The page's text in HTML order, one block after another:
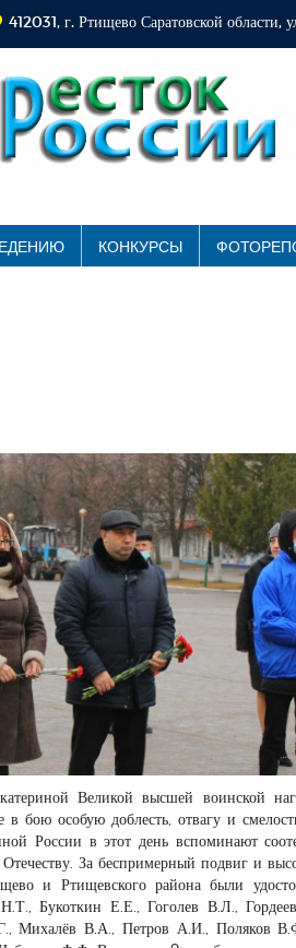
412031, г. Ртищево Саратовской области,
КОНКУРСЫ
Великой высшей воинской
бою особую доблесть, отвагу и
России в этот день вспоминают
За беспримерный подвиг и
и Ртищевского района были
Букоткин Е.Е., Гоголев В.Л.,
Михалёв В.А., Петров А.И., Поляков